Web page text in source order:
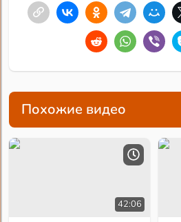
Похожие видео
42:06